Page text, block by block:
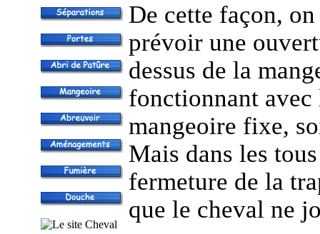
De cette façon,
prévoir une
dessus de la
fonctionnant avec
mangeoire fixe,
Mais dans les
fermeture de la
que le cheval ne